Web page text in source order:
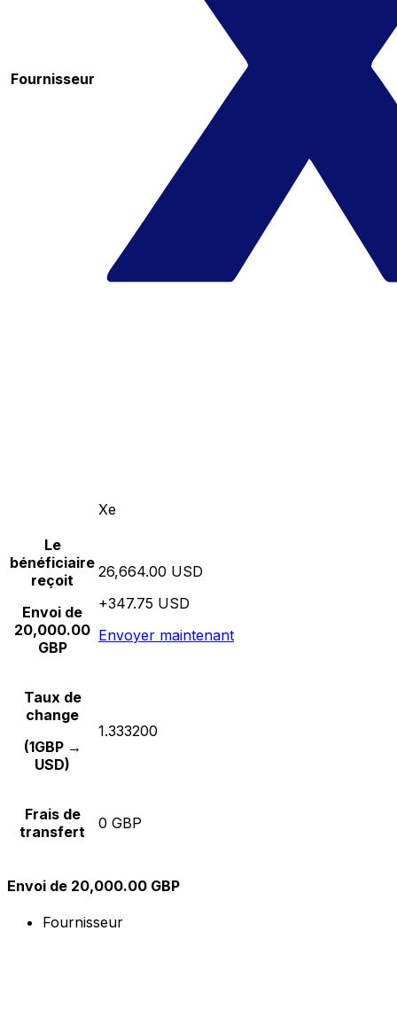
Fournisseur
Xe
Le
bénéficiaire
reçoit
Envoi de
20,000.00
GBP
26,664.00 USD
+347.75 USD
Envoyer maintenant
Taux de
change
(1GBP →
USD)
1.333200
Frais de
transfert
0 GBP
Envoi de 20,000.00 GBP
Fournisseur